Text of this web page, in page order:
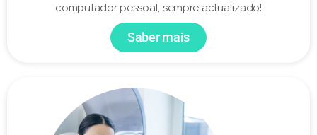
computador pessoal, sempre actualizado!
Saber mais